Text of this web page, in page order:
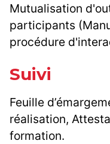
Mutualisation
participants
procédure
Suivi
Feuille
réalisation,
formation.